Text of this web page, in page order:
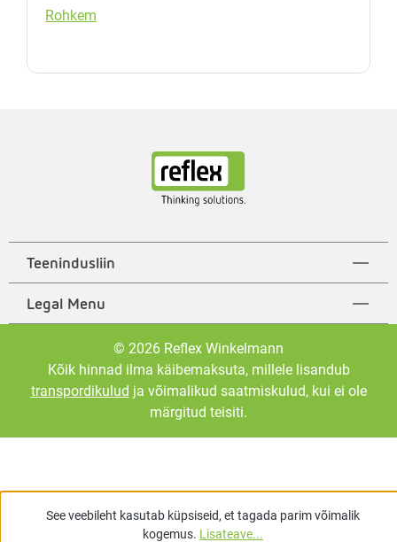
Rohkem
Teenindusliin
Legal Menu
© 2026 Reflex Winkelmann
Kõik hinnad ilma käibemaksuta, millele lisandub
transpordikulud ja võimalikud saatmiskulud, kui ei ole
märgitud teisiti.
See veebileht kasutab küpsiseid, et tagada parim võimalik
kogemus. Lisateave...